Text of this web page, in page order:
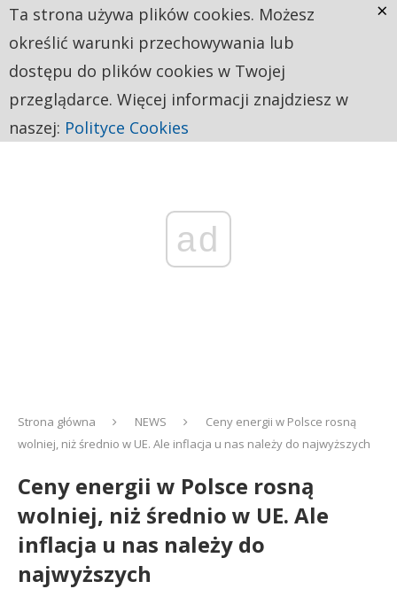
ad
Strona główna NEWS
Ceny energii w Polsce rosną
wolniej, niż średnio w UE. Ale inflacja u nas należy do najwyższych
Ceny energii w Polsce rosną
wolniej, niż średnio w UE. Ale
inflacja u nas należy do
najwyższych
Ta strona używa plików cookies. Możesz
określić warunki przechowywania lub
dostępu do plików cookies w Twojej
przeglądarce. Więcej informacji znajdziesz w
naszej: Polityce Cookies
×